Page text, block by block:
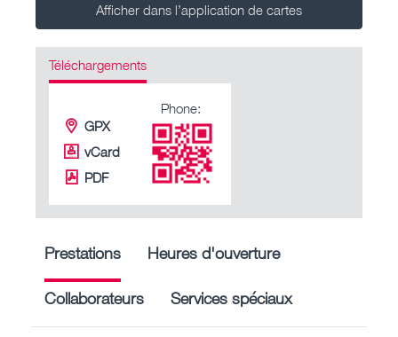
Afficher dans l’application de cartes
Téléchargements
GPX
vCard
PDF
Phone:
Prestations Heures d'ouverture
Collaborateurs Services spéciaux